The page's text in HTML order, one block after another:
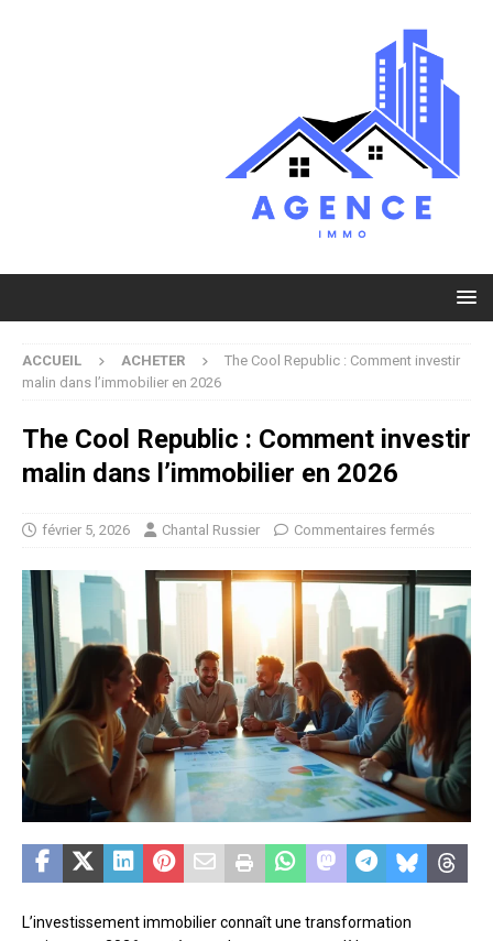
ACCUEIL ACHETER
The Cool Republic : Comment investir
malin dans l’immobilier en 2026
The Cool Republic : Comment investir
malin dans l’immobilier en 2026
février 5, 2026 Chantal Russier Commentaires fermés
L’investissement immobilier connaît une transformation